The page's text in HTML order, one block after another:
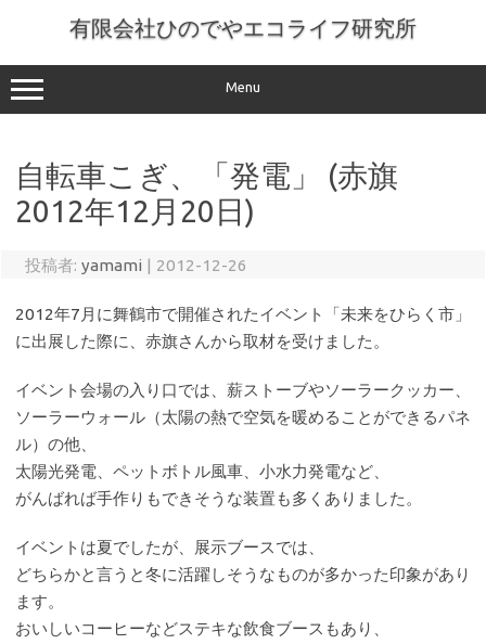
へ
ス
有限会社ひのでやエコライフ研究所
Menu
自転車こぎ、「発電」 (赤旗
2012年12月20日)
投稿者: yamami | 2012-12-26
2012年7月に舞鶴市で開催されたイベント「未来をひらく市」
に出展した際に、赤旗さんから取材を受けました。
イベント会場の入り口では、薪ストーブやソーラークッカー、
ソーラーウォール（太陽の熱で空気を暖めることができるパネ
ル）の他、
太陽光発電、ペットボトル風車、小水力発電など、
がんばれば手作りもできそうな装置も多くありました。
イベントは夏でしたが、展示ブースでは、
どちらかと言うと冬に活躍しそうなものが多かった印象があり
ます。
おいしいコーヒーなどステキな飲食ブースもあり、